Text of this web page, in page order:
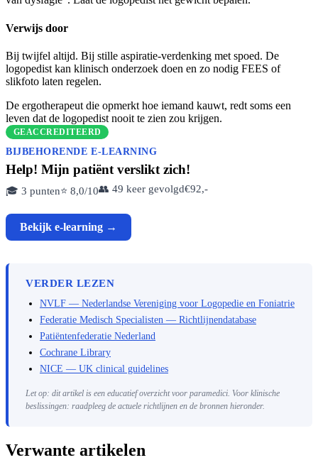
Verwijs door
Bij twijfel altijd. Bij stille aspiratie-verdenking met spoed. De
logopedist kan klinisch onderzoek doen en zo nodig FEES of
slikfoto laten regelen.
De ergotherapeut die opmerkt hoe iemand kauwt, redt soms een
leven dat de logopedist nooit te zien zou krijgen.
GEACCREDITEERD
BIJBEHORENDE E-LEARNING
Help! Mijn patiënt verslikt zich!
🎓 3 punten⭐ 8,0/10👥 49 keer gevolgd€92,-
Bekijk e-learning →
VERDER LEZEN
NVLF — Nederlandse Vereniging voor Logopedie en Foniatrie
Federatie Medisch Specialisten — Richtlijnendatabase
Patiëntenfederatie Nederland
Cochrane Library
NICE — UK clinical guidelines
Let op: dit artikel is een educatief overzicht voor paramedici. Voor klinische
beslissingen: raadpleeg de actuele richtlijnen en de bronnen hieronder.
Verwante artikelen